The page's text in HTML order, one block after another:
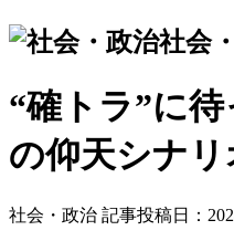
社会
“確トラ”に
の仰天シナリ
社会・政治 記事投稿日：